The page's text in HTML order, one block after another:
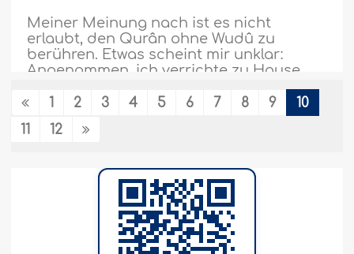
Meiner Meinung nach ist es nicht
erlaubt, den Qurân ohne Wudû zu
berühren. Etwas scheint mir unklar:
Angenommen, ich verrichte zu Hause
Daraufhin möchte ich zum rituellen
Gebet in die Moschee gehen. Muss ich
dazu mein Wudû wiederholen, weil meine
des Qurân und nicht für das Gebet..
1 2 3 4 5 6 7 8 9
10
11
12